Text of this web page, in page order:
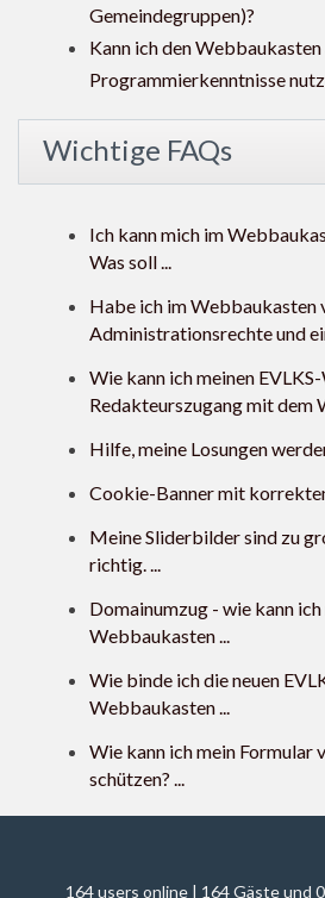
Gemeindegruppen)?
Kann ich den Webbaukasten
Programmierkenntnisse
Wichtige FAQs
Ich kann mich im
Was soll ...
Habe ich im Webbaukasten
Administrationsrechte und
Wie kann ich meinen
Redakteurszugang mit dem
Hilfe, meine Losungen
Cookie-Banner mit
Meine Sliderbilder sind zu
richtig. ...
Domainumzug - wie kann
Webbaukasten ...
Wie binde ich die neuen
Webbaukasten ...
Wie kann ich mein Formular
schützen? ...
164 users online | 164 Gäste und